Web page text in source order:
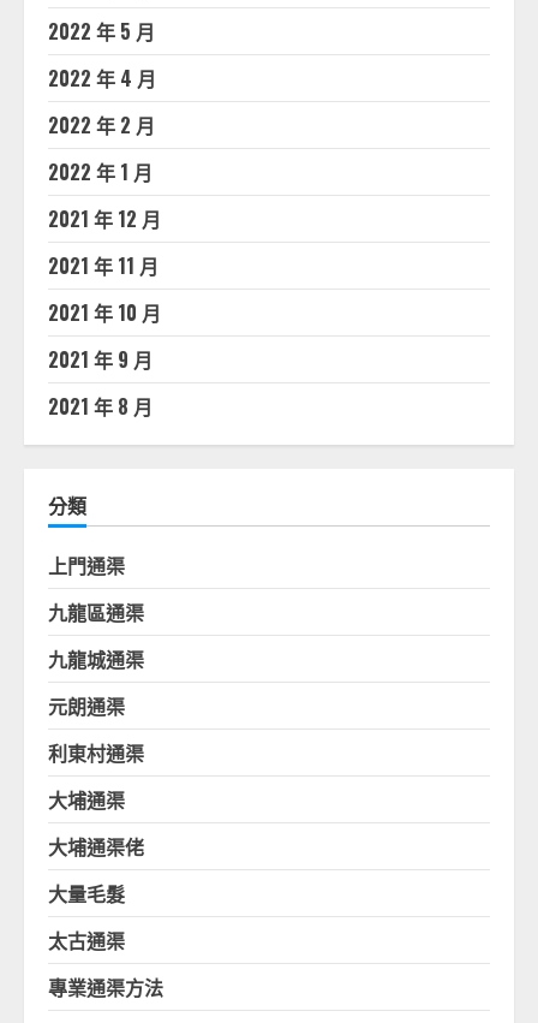
2022 年 5 月
2022 年 4 月
2022 年 2 月
2022 年 1 月
2021 年 12 月
2021 年 11 月
2021 年 10 月
2021 年 9 月
2021 年 8 月
分類
上門通渠
九龍區通渠
九龍城通渠
元朗通渠
利東村通渠
大埔通渠
大埔通渠佬
大量毛髮
太古通渠
專業通渠方法